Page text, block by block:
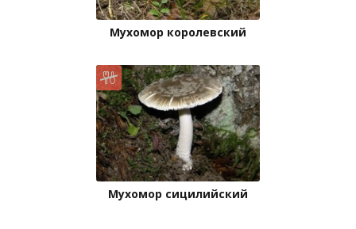
Мухомор королевский
Мухомор сицилийский